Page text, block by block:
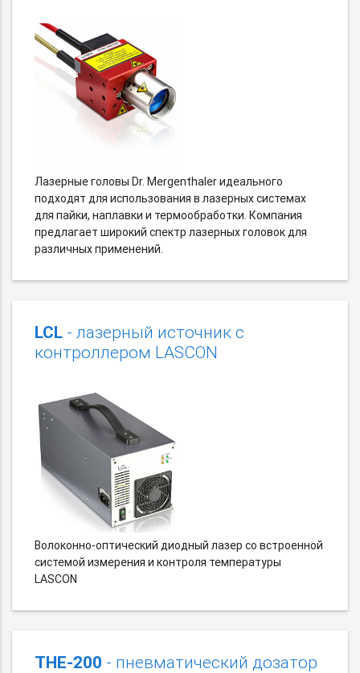
Лазерные головы Dr. Mergenthaler идеального
подходят для использования в лазерных системах
для пайки, наплавки и термообработки. Компания
предлагает широкий спектр лазерных головок для
различных применений.
LCL - лазерный источник с
контроллером LASCON
Волоконно-оптический диодный лазер со встроенной
системой измерения и контроля температуры
LASCON
THE-200 - пневматический дозатор